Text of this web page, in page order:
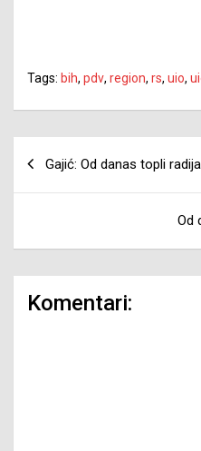
Tags: bih, pdv, region, rs, uio,
članaka
Gajić: Od danas topli
Od
Komentari: